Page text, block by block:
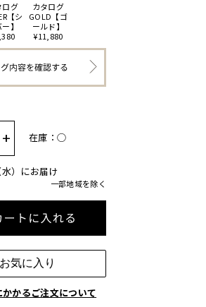
ログ
【シ
】
カタログ
GOLD【ゴ
ールド】
¥11,880
+ 在庫：◯
）にお届け
一部地域を除く
気に入り
かるご注文について